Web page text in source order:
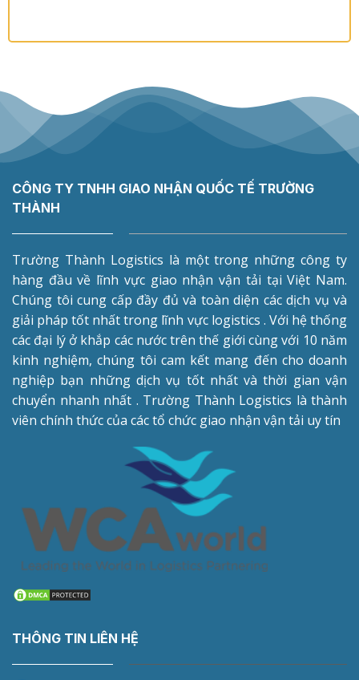
CÔNG TY TNHH GIAO NHẬN QUỐC TẾ TRƯỜNG
THÀNH
Trường Thành Logistics là một trong những công ty
hàng đầu về lĩnh vực giao nhận vận tải tại Việt Nam.
Chúng tôi cung cấp đầy đủ và toàn diện các dịch vụ và
giải pháp tốt nhất trong lĩnh vực logistics . Với hệ thống
các đại lý ở khắp các nước trên thế giới cùng với 10 năm
kinh nghiệm, chúng tôi cam kết mang đến cho doanh
nghiệp bạn những dịch vụ tốt nhất và thời gian vận
chuyển nhanh nhất . Trường Thành Logistics là thành
viên chính thức của các tổ chức giao nhận vận tải uy tín
THÔNG TIN LIÊN HỆ